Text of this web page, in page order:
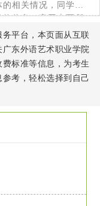
相关情况，同学
信息，官网上面所
是
平台，本页面从互联
东外语艺术职业学院
标准等信息，为考生
考，轻松选择到自己